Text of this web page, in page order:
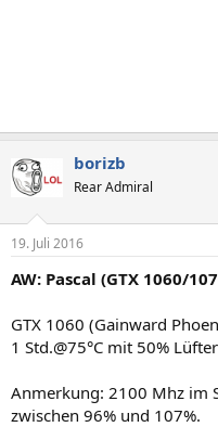
borizb
Rear Admiral
19. Juli 2016
AW: Pascal (GTX 1060/
GTX 1060 (Gainward
1 Std.@75°C mit 50%
Anmerkung: 2100 Mhz im
zwischen 96% und 107%.